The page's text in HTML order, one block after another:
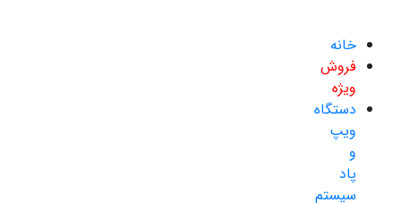
خانه
فروش
ویژه
دستگاه
ویپ
و
پاد
سیستم